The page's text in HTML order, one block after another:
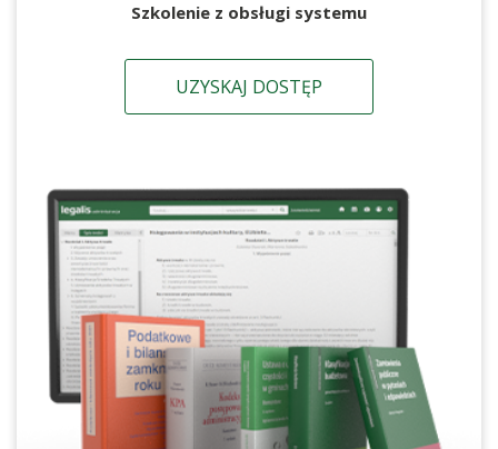
Szkolenie z obsługi systemu
UZYSKAJ DOSTĘP